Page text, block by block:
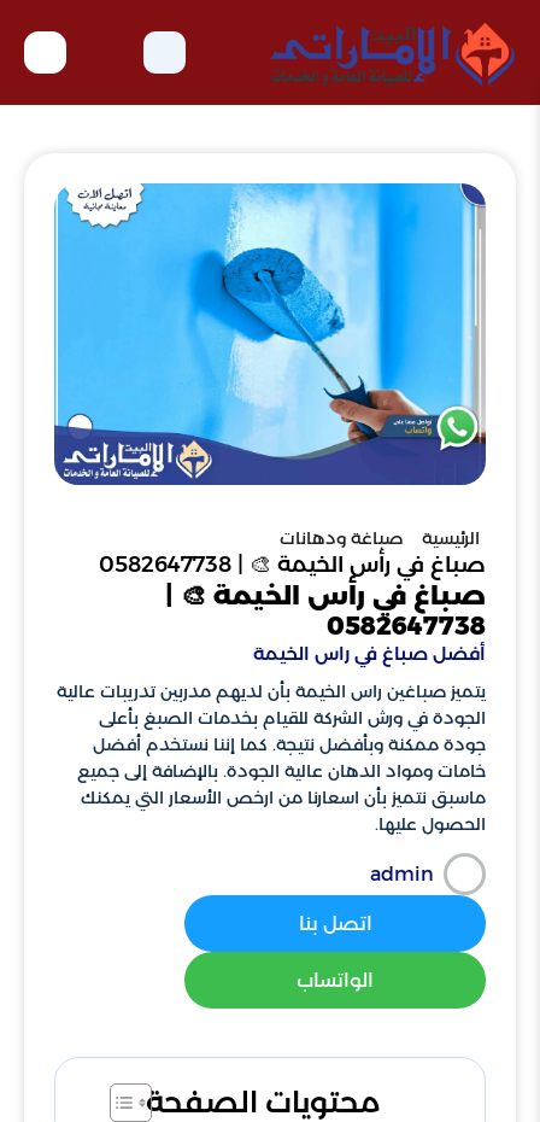
الرئيسية صباغة ودهانات
صباغ في رأس الخيمة 🎨 | 0582647738
صباغ في رأس الخيمة 🎨 |
0582647738
أفضل صباغ في راس الخيمة
يتميز صباغين راس الخيمة بأن لديهم مدربين تدريبات عالية
الجودة في ورش الشركة للقيام بخدمات الصبغ بأعلى
جودة ممكنة وبأفضل نتيجة. كما إننا نستخدم أفضل
خامات ومواد الدهان عالية الجودة. بالإضافة إلى جميع
ماسبق نتميز بأن اسعارنا من ارخص الأسعار التي يمكنك
الحصول عليها.
admin
اتصل بنا
الواتساب
محتويات الصفحة